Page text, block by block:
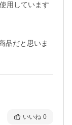
用しています
品だと思いま
いいね 0